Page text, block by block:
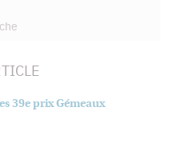
39e prix Gémeaux